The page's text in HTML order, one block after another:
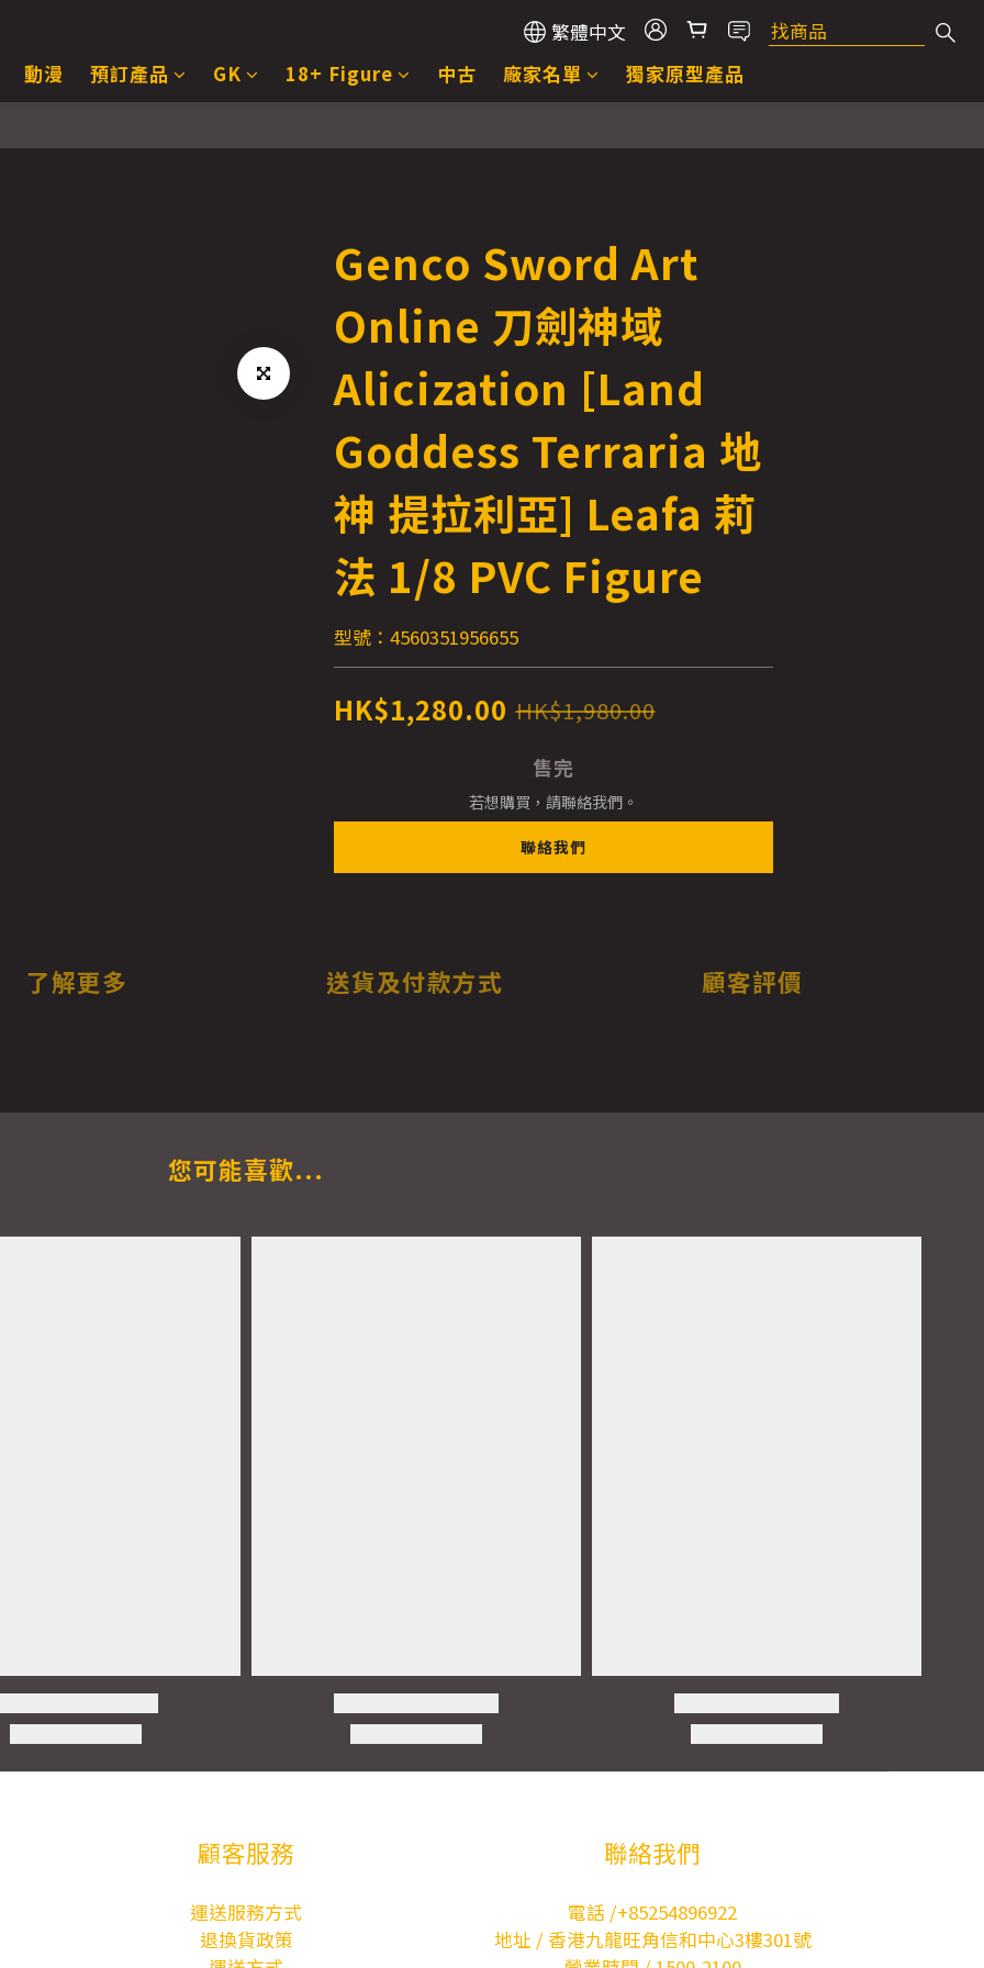
繁體中文
動漫
預訂產品 GK 18+ Figure 中古 廠家名單 獨家原型產品
Genco Sword Art
Online 刀劍神域
Alicization [Land
Goddess Terraria 地
神 提拉利亞] Leafa 莉
法 1/8 PVC Figure
型號：4560351956655
HK$1,280.00 HK$1,980.00
售完
若想購買，請聯絡我們。
聯絡我們
了解更多 送貨及付款方式 顧客評價
您可能喜歡...
顧客服務
運送服務方式
退換貨政策
聯絡我們
電話 /+85254896922
地址 / 香港九龍旺角信和中心3樓301號